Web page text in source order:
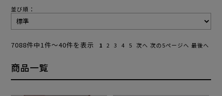
並び順：
7088件中1件～40件を表示 1 2 3 4 5 次へ 次の5ページへ 最後へ
商品一覧